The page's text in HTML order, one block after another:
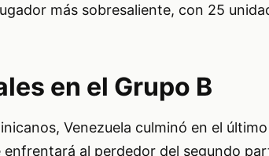
más sobresaliente, con 25
en el Grupo B
Venezuela culminó en el
enfrentará al perdedor del segundo